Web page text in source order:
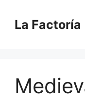
contenido
La Factoría